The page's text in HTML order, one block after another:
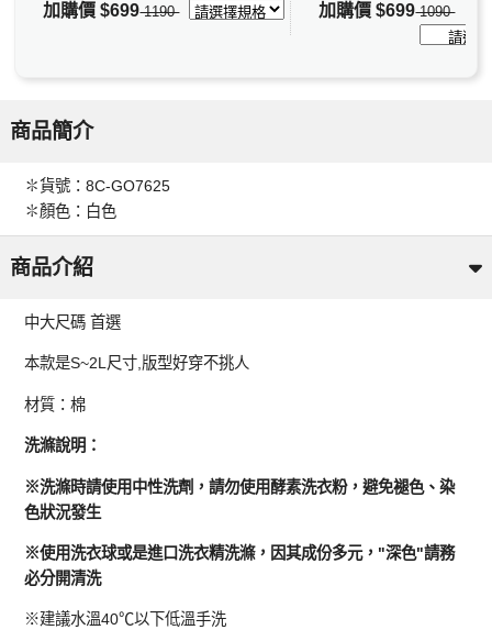
加購價$6991190 加購價$6991090
商品簡介
✽貨號：8C-GO7625
✽顏色：白色
商品介紹
中大尺碼 首選
本款是S~2L尺寸,版型好穿不挑人
材質：棉
洗滌說明：
※洗滌時請使用中性洗劑，請勿使用酵素洗衣粉，避免褪色、染
色狀況發生
※使用洗衣球或是進口洗衣精洗滌，因其成份多元，"深色"請務
必分開清洗
※建議水溫40℃以下低溫手洗